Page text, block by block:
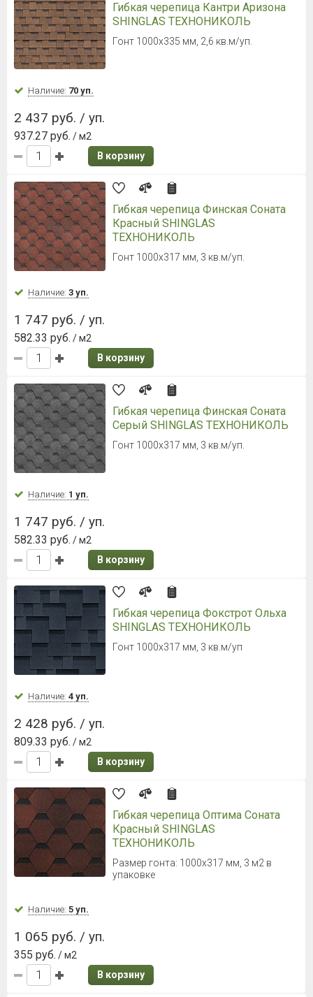
Гибкая черепица Кантри Аризона
SHINGLAS ТЕХНОНИКОЛЬ
Гонт 1000х335 мм, 2,6 кв.м/уп.
Наличие: 70 уп.
2 437 руб. / уп.
937.27 руб. / м2
В корзину
Гибкая черепица Финская Соната
Красный SHINGLAS
ТЕХНОНИКОЛЬ
Гонт 1000х317 мм, 3 кв.м/уп.
Наличие: 3 уп.
1 747 руб. / уп.
582.33 руб. / м2
В корзину
Гибкая черепица Финская Соната
Серый SHINGLAS ТЕХНОНИКОЛЬ
Гонт 1000х317 мм, 3 кв.м/уп.
Наличие: 1 уп.
1 747 руб. / уп.
582.33 руб. / м2
В корзину
Гибкая черепица Фокстрот Ольха
SHINGLAS ТЕХНОНИКОЛЬ
Гонт 1000х317 мм, 3 кв.м/уп
Наличие: 4 уп.
2 428 руб. / уп.
809.33 руб. / м2
В корзину
Гибкая черепица Оптима Соната
Красный SHINGLAS
ТЕХНОНИКОЛЬ
Размер гонта: 1000х317 мм, 3 м2 в
упаковке
Наличие: 5 уп.
1 065 руб. / уп.
355 руб. / м2
В корзину